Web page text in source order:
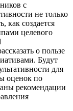
с
не только
как создается
целевого
о пользе
Будут
для
оценок по
рекомендации